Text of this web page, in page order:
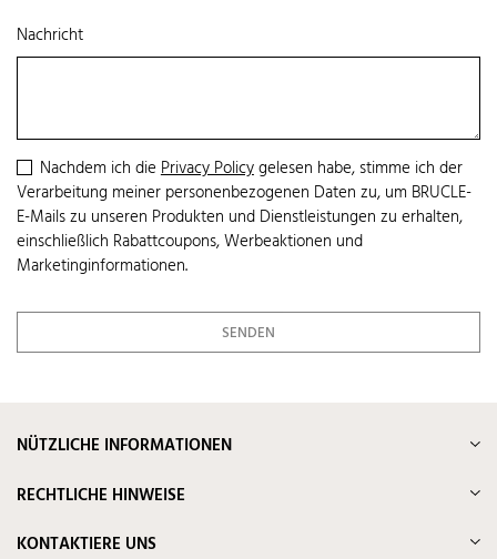
Nachricht
Nachdem ich diePrivacy Policygelesen habe, stimme ich der
Verarbeitung meiner personenbezogenen Daten zu, um BRUCLE-
E-Mails zu unseren Produkten und Dienstleistungen zu erhalten,
einschließlich Rabattcoupons, Werbeaktionen und
Marketinginformationen.
NÜTZLICHE INFORMATIONEN
RECHTLICHE HINWEISE
KONTAKTIERE UNS